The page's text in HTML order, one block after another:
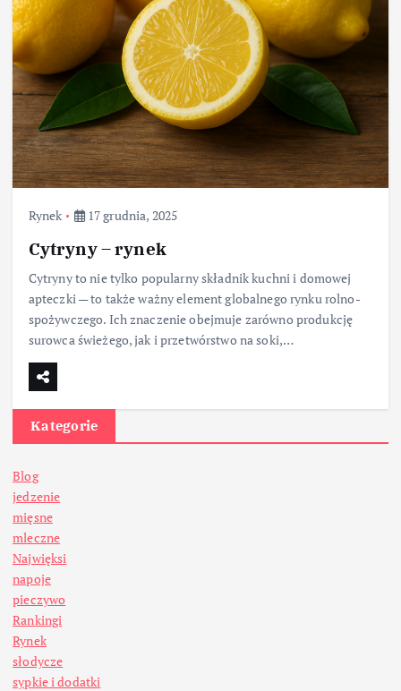
Rynek 17 grudnia, 2025
Cytryny – rynek
Cytryny to nie tylko popularny składnik kuchni i domowej
apteczki — to także ważny element globalnego rynku rolno-
spożywczego. Ich znaczenie obejmuje zarówno produkcję
surowca świeżego, jak i przetwórstwo na soki,…
Kategorie
Blog
jedzenie
mięsne
mleczne
Najwięksi
napoje
pieczywo
Rankingi
Rynek
słodycze
sypkie i dodatki